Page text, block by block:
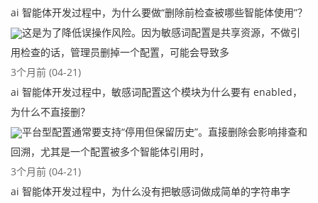
ai 智能体开发过程中，为什么要做“删除前检查被哪些智能体使用”？
这是为了降低误操作风险。因为敏感词配置是共享资源，不做引
用检查的话，管理员删掉一个配置，可能会导致多
3个月前 (04-21)
ai 智能体开发过程中，敏感词配置这个模块为什么要有 enabled，
为什么不直接删？
平台型配置通常要支持“停用但保留历史”。直接删除会影响排查和
回溯，尤其是一个配置被多个智能体引用时，
3个月前 (04-21)
ai 智能体开发过程中，为什么没有把敏感词做成简单的字符串字